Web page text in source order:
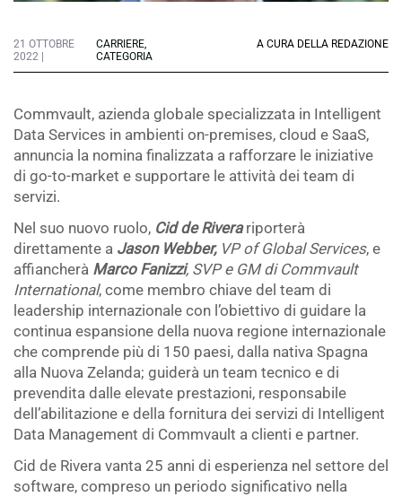
21 OTTOBRE
2022 |
CARRIERE,
CATEGORIA
A CURA DELLA REDAZIONE
Commvault, azienda globale specializzata in Intelligent
Data Services in ambienti on-premises, cloud e SaaS,
annuncia la nomina finalizzata a rafforzare le iniziative
di go-to-market e supportare le attività dei team di
servizi.
Nel suo nuovo ruolo, Cid de Riverariporterà
direttamente a Jason Webber,VP of Global Services, e
affiancherà Marco Fanizzi, SVP e GM di Commvault
International, come membro chiave del team di
leadership internazionale con l’obiettivo di guidare la
continua espansione della nuova regione internazionale
che comprende più di 150 paesi, dalla nativa Spagna
alla Nuova Zelanda; guiderà un team tecnico e di
prevendita dalle elevate prestazioni, responsabile
dell’abilitazione e della fornitura dei servizi di Intelligent
Data Management di Commvault a clienti e partner.
Cid de Rivera vanta 25 anni di esperienza nel settore del
software, compreso un periodo significativo nella